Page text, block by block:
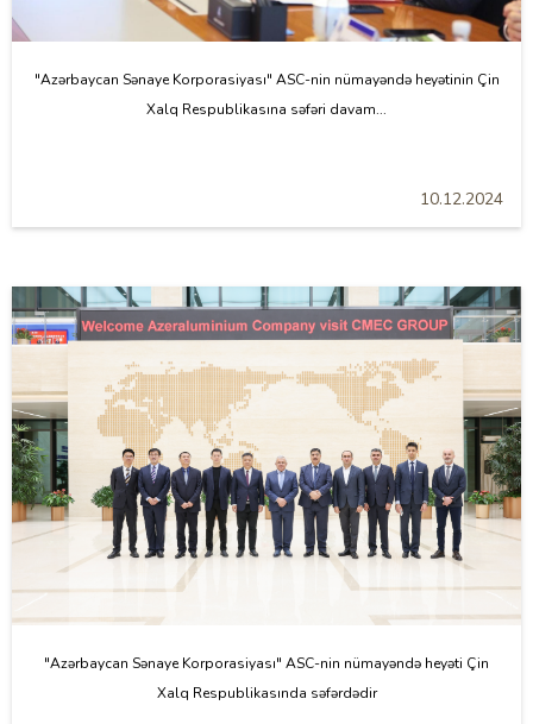
"Azərbaycan Sənaye Korporasiyası" ASC-nin nümayəndə heyətinin Çin
Xalq Respublikasına səfəri davam...
10.12.2024
"Azərbaycan Sənaye Korporasiyası" ASC-nin nümayəndə heyəti Çin
Xalq Respublikasında səfərdədir